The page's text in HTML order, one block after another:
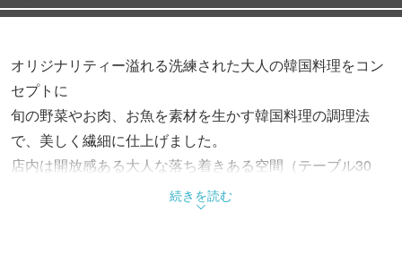
オリジナリティー溢れる洗練された大人の韓国料理をコン
セプトに
旬の野菜やお肉、お魚を素材を生かす韓国料理の調理法
で、美しく繊細に仕上げました。
店内は開放感ある大人な落ち着きある空間（テーブル30
お一人様から団体様まで安心してご利用頂けます。
続きを読む